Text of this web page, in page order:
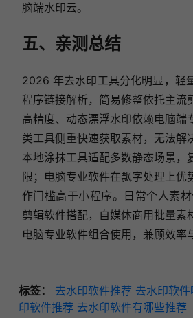
脑端水印云。
五、亲测总结
2026 年去水印工具分化明显，轻
程序链接解析，简易修整依托主流
高精度、动态漂浮水印依赖电脑端
类工具侧重快速获取素材，无法解
本地涂抹工具适配多数静态场景，
限；电脑专业软件在飘字处理上优
作门槛高于小程序。日常个人素
剪辑软件搭配，自媒体商用批量素
电脑专业软件组合使用，兼顾效率
标签： 去水印软件推荐 去水印软件
印软件推荐 去水印软件有哪些推荐